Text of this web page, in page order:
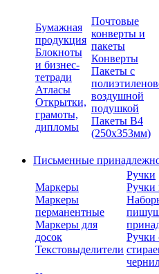
Бумажная
продукция
Блокноты
и бизнес-
тетради
Атласы
Открытки,
грамоты,
дипломы
Почтовые
конверты и
пакеты
Конверты
Пакеты с
воздушной
подушкой
Пакеты В4
(250х353мм)
Письменные
Маркеры
Маркеры
перманентные
Маркеры для
досок
Текстовыделители
Ручки
Ручки
Ручки